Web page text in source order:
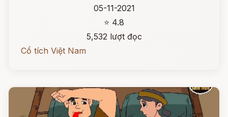
05-11-2021
⭐ 4.8
5,532 lượt đọc
Cổ tích Việt Nam